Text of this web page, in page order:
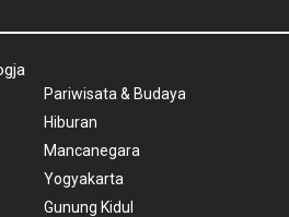
Pariwisata & Budaya
Hiburan
Mancanegara
Yogyakarta
Gunung Kidul